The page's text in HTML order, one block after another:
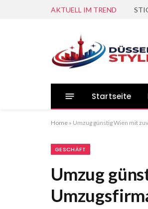
AKTUELL IM TREND
Startseite
Home » Umzug günstig Wien mit
GESCHÄFT
Umzug